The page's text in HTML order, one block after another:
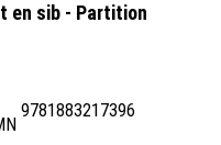
en sib - Partition
9781883217396